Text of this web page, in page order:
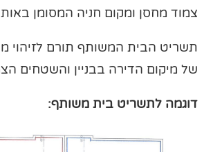
צמוד מחסן ומקום חניה המסומן באות
תשריט הבית המשותף תורם לזיהוי
של מיקום הדירה בבניין והשטחים
דוגמה לתשריט בית משותף: